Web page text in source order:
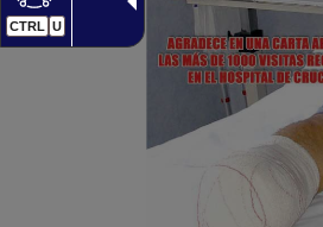
CTRL U